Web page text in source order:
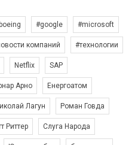
#google #microsoft
компаний #технологии
Netflix SAP
Арно Енергоатом
Лагун Роман Говда
Риттер Слуга Народа